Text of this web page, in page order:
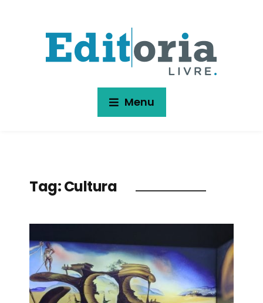
Menu
Tag:Cultura